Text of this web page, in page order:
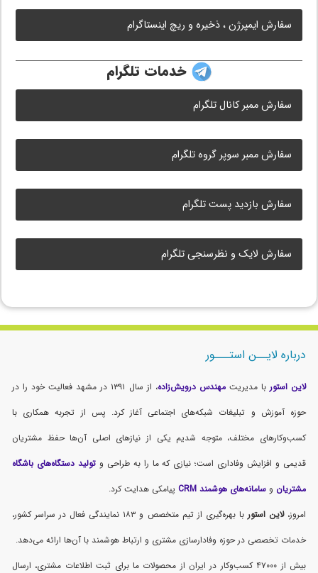
سفارش ایمپرژن ، ذخیره و ریچ اینستاگرام
خدمات تلگرام
سفارش ممبر کانال تلگرام
سفارش ممبر سوپر گروه تلگرام
سفارش بازدید پست تلگرام
سفارش لایک و نظرسنجی تلگرام